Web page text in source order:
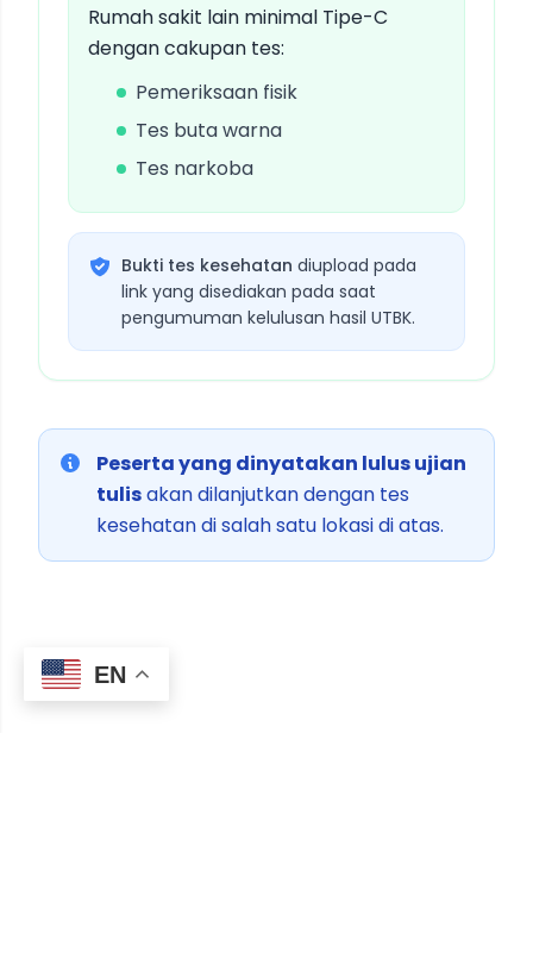
Rumah sakit lain minimal Tipe-C
dengan cakupan tes:
Pemeriksaan fisik
Tes buta warna
Tes narkoba
Bukti tes kesehatan diupload pada
link yang disediakan pada saat
pengumuman kelulusan hasil UTBK.
Peserta yang dinyatakan lulus ujian
tulisakan dilanjutkan dengan tes
kesehatan di salah satu lokasi di atas.
EN